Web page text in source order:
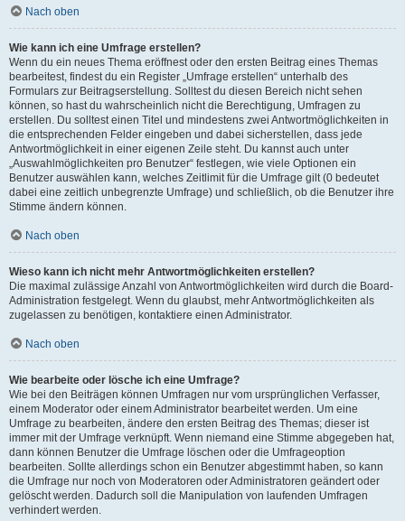
Nach oben
Wie kann ich eine Umfrage erstellen?
Wenn du ein neues Thema eröffnest oder den ersten Beitrag eines Themas
bearbeitest, findest du ein Register „Umfrage erstellen“ unterhalb des
Formulars zur Beitragserstellung. Solltest du diesen Bereich nicht sehen
können, so hast du wahrscheinlich nicht die Berechtigung, Umfragen zu
erstellen. Du solltest einen Titel und mindestens zwei Antwortmöglichkeiten in
die entsprechenden Felder eingeben und dabei sicherstellen, dass jede
Antwortmöglichkeit in einer eigenen Zeile steht. Du kannst auch unter
„Auswahlmöglichkeiten pro Benutzer“ festlegen, wie viele Optionen ein
Benutzer auswählen kann, welches Zeitlimit für die Umfrage gilt (0 bedeutet
dabei eine zeitlich unbegrenzte Umfrage) und schließlich, ob die Benutzer ihre
Stimme ändern können.
Nach oben
Wieso kann ich nicht mehr Antwortmöglichkeiten erstellen?
Die maximal zulässige Anzahl von Antwortmöglichkeiten wird durch die Board-
Administration festgelegt. Wenn du glaubst, mehr Antwortmöglichkeiten als
zugelassen zu benötigen, kontaktiere einen Administrator.
Nach oben
Wie bearbeite oder lösche ich eine Umfrage?
Wie bei den Beiträgen können Umfragen nur vom ursprünglichen Verfasser,
einem Moderator oder einem Administrator bearbeitet werden. Um eine
Umfrage zu bearbeiten, ändere den ersten Beitrag des Themas; dieser ist
immer mit der Umfrage verknüpft. Wenn niemand eine Stimme abgegeben hat,
dann können Benutzer die Umfrage löschen oder die Umfrageoption
bearbeiten. Sollte allerdings schon ein Benutzer abgestimmt haben, so kann
die Umfrage nur noch von Moderatoren oder Administratoren geändert oder
gelöscht werden. Dadurch soll die Manipulation von laufenden Umfragen
verhindert werden.